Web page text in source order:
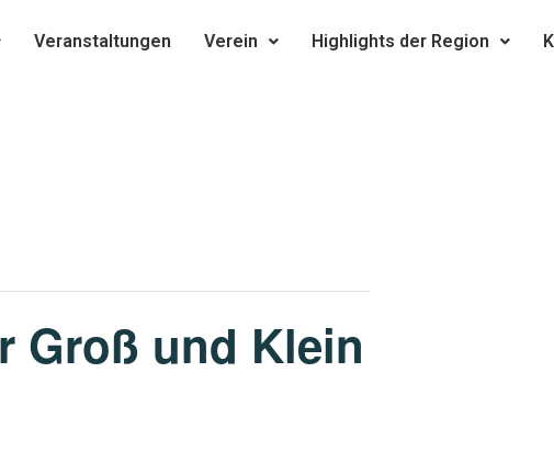
Veranstaltungen Verein Highlights der Region
Groß und Klein